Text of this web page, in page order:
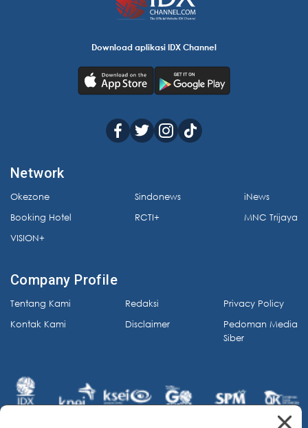
Download aplikasi IDX Channel
Network
Okezone
Booking Hotel
VISION+
Sindonews
RCTI+
iNews
MNC Trijaya
Company Profile
Tentang Kami
Kontak Kami
Redaksi
Disclaimer
Privacy Policy
Pedoman Media
Siber